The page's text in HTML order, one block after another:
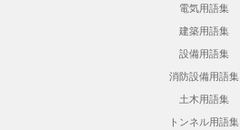
電気用語集
建築用語集
設備用語集
消防設備用語集
土木用語集
トンネル用語集